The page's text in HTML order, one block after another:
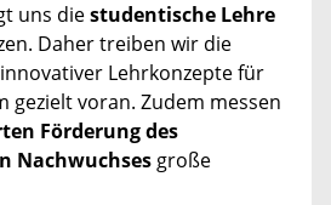
uns diestudentische Lehre
Daher treiben wir die
Lehrkonzepte für
gezielt voran. Zudem messen
Förderung des
Nachwuchses große